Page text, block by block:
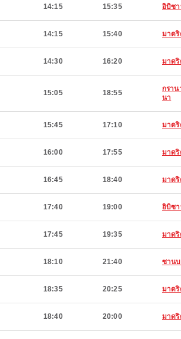
14:15 15:35 อิบิซ
14:15 15:40 มาด
14:30 16:20 มาด
15:05 18:55
กราน
นา
15:45 17:10 มาด
16:00 17:55 มาด
16:45 18:40 มาด
17:40 19:00 อิบิซ
17:45 19:35 มาด
18:10 21:40 ซานบ
18:35 20:25 มาด
18:40 20:00 มาด